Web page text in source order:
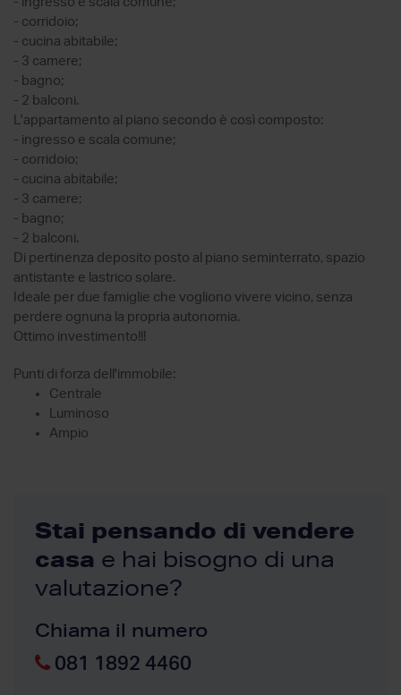
- corridoio;
- cucina abitabile;
- 3 camere;
- bagno;
- 2 balconi.
L'appartamento al piano secondo è così composto:
- ingresso e scala comune;
- corridoio;
- cucina abitabile;
- 3 camere;
- bagno;
- 2 balconi.
Di pertinenza deposito posto al piano seminterrato, spazio
antistante e lastrico solare.
Ideale per due famiglie che vogliono vivere vicino, senza
perdere ognuna la propria autonomia.
Ottimo investimento!!!
Punti di forza dell'immobile:
Centrale
Luminoso
Ampio
Stai pensando di vendere
casa e hai bisogno di una
valutazione?
Chiama il numero
081 1892 4460